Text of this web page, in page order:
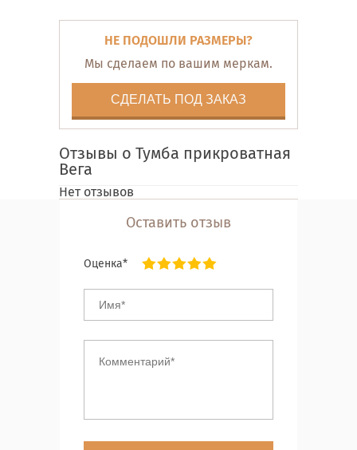
НЕ ПОДОШЛИ РАЗМЕРЫ?
Мы сделаем по вашим меркам.
СДЕЛАТЬ ПОД ЗАКАЗ
Отзывы о Тумба прикроватная
Вега
Нет отзывов
Оставить отзыв
Оценка*